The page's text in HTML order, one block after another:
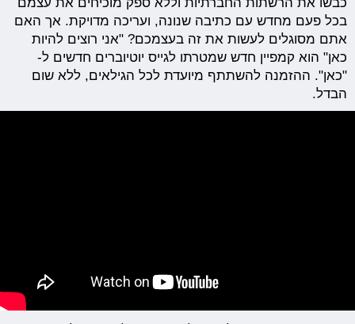
בכל פעם מחדש עם כתיבה שנונה, ועריכה מדויקת. אך האם
אתם מסוגלים לעשות את זה בעצמכם? "אני רוצים להיות
כאן" הוא קמפיין חדש שמטרתו לגייס יוטיוברים חדשים ל-
"כאן". ההזמנה להשתתף מיועדת לכל הגילאים, ללא שום
הבדל.